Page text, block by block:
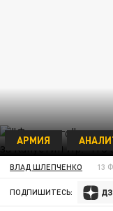
АРМИЯ
ВЛАД ШЛЕПЧЕНКО 13
ПОДПИШИТЕСЬ: